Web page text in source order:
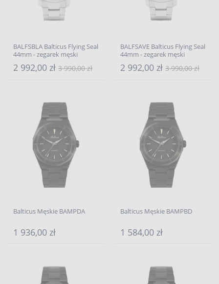
BALFSBLA Balticus Flying Seal
44mm - zegarek męski
2 992,00 zł 3 990,00 zł
BALFSAVE Balticus Flying Seal
44mm - zegarek męski
2 992,00 zł 3 990,00 zł
Balticus Męskie BAMPDA
1 936,00 zł
Balticus Męskie BAMPBD
1 584,00 zł